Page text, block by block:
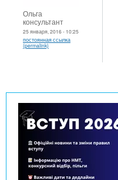
Ольга
консультант
25 января, 2016 - 10:25
постоянная ссылка
(permalink)